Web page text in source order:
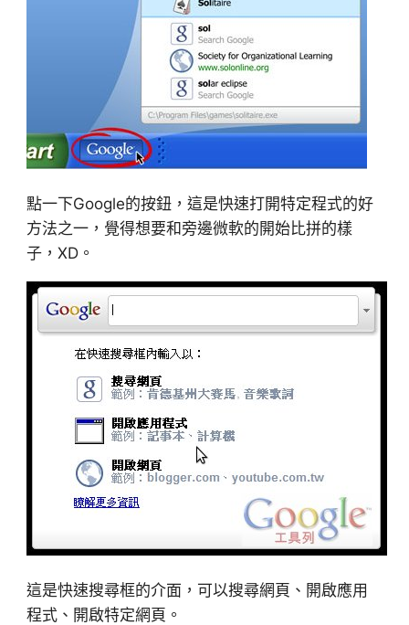
點一下Google的按鈕，這是快速打開特定程式的好
方法之一，覺得想要和旁邊微軟的開始比拼的樣
子，XD。
這是快速搜尋框的介面，可以搜尋網頁、開啟應用
程式、開啟特定網頁。